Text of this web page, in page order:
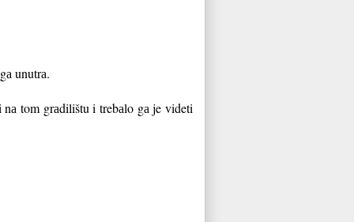
unutrа.
tom grаdilištu i trebаlo gа je videti